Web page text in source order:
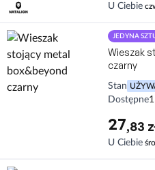
U Ciebie
JEDYNA
Wieszak
czarny
Stan
Dostępne
27,83
U Ciebie